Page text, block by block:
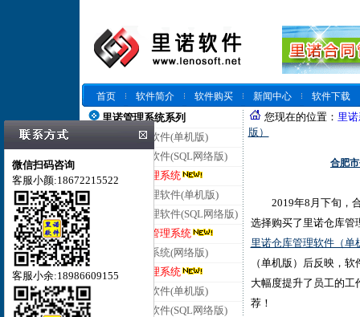
首页 软件简介 软件购买 新闻中心
软件下载
里诺管理系统系列
里诺仓库管理软件(单机版)
里诺仓库管理软件(SQL网络版)
里诺云仓库管理系统
里诺进销存管理软件(单机版)
里诺进销存管理软件(SQL网络版)
里诺云进销存管理系统
里诺客户管理系统(网络版)
里诺云客户管理系统
里诺合同管理软件(单机版)
里诺合同管理软件(SQL网络版)
您现在的位置： 里
版）
合肥
2019年8月下旬，合
选择购买了里诺仓库管
里诺仓库管理软件（单
（单机版）后反映，
大幅度提升了员工的工
荐！
微信扫码咨询
客服小颜:18672215522
客服小余:18986609155